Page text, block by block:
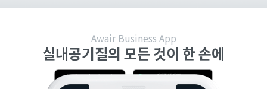
Awair Business App
실내공기질의 모든 것이 한 손에